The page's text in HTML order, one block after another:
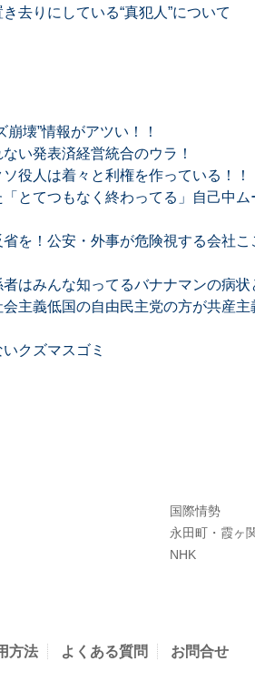
去りにしている“真犯人”について
壊”情報がアツい！！
い発表済経営統合のウラ！
役人は着々と利権を作っている！！
とてつもなく終わってる」自己中ム
を！公安・外事が危険視する会社
はみんな知ってるバナナマンの病状
主義低国の自由民主党の方が共産主
クズマスゴミ
国際情勢
永田町・霞ヶ
NHK
方法 よくある質問 お問合せ